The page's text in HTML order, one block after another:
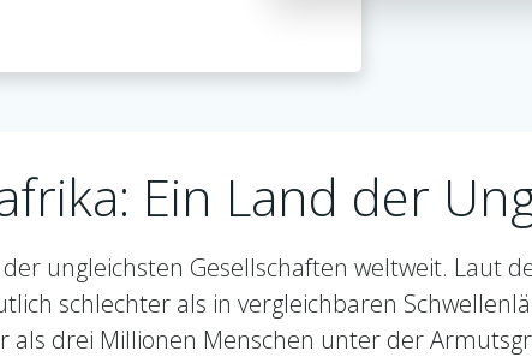
Ein Land der
ungleichsten Gesellschaften weltweit. Laut
schlechter als in vergleichbaren
als drei Millionen Menschen unter der